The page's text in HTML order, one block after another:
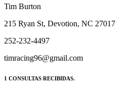
215 Ryan St, Devotion, NC 27017
252-232-4497
timracing96@gmail.com